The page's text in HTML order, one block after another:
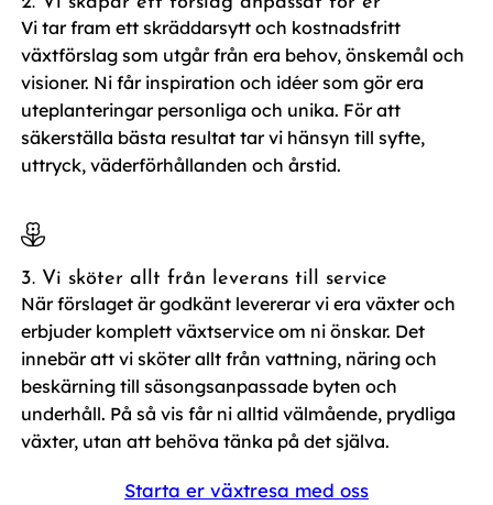
Vi tar fram ett skräddarsytt och kostnadsfritt
växtförslag som utgår från era behov, önskemål och
visioner. Ni får inspiration och idéer som gör era
uteplanteringar personliga och unika. För att
säkerställa bästa resultat tar vi hänsyn till syfte,
uttryck, väderförhållanden och årstid.
3. Vi sköter allt från leverans till service
När förslaget är godkänt levererar vi era växter och
erbjuder komplett växtservice om ni önskar. Det
innebär att vi sköter allt från vattning, näring och
beskärning till säsongsanpassade byten och
underhåll. På så vis får ni alltid välmående, prydliga
växter, utan att behöva tänka på det själva.
Starta er växtresa med oss